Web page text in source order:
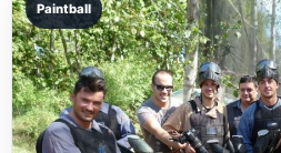
Paintball